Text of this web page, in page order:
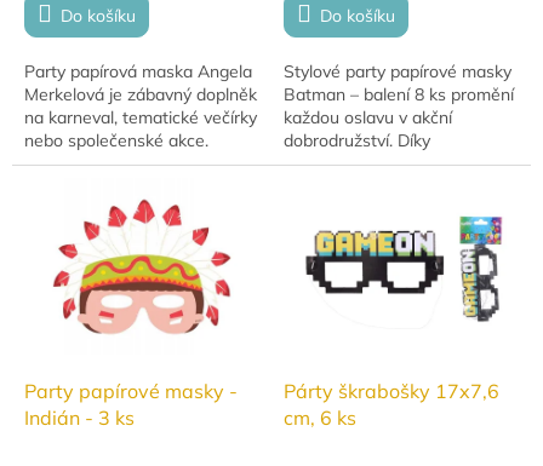
Do košíku
Party papírová maska Angela
Merkelová je zábavný doplněk
na karneval, tematické večírky
nebo společenské akce.
Maska z pevného papíru má
vyříznuté otvory...
Do košíku
Stylové party papírové masky
Batman – balení 8 ks promění
každou oslavu v akční
dobrodružství. Díky
ikonickému designu
Party papírové masky -
Indián - 3 ks
Párty škrabošky 17x7,6
cm, 6 ks